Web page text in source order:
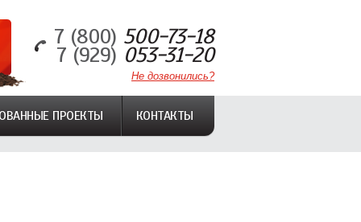
7 (800) 500-73-18
7 (929) 053-31-20
Не дозвонились?
ПРОЕКТЫ КОНТАКТЫ